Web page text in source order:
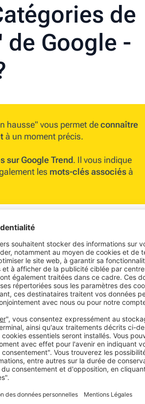
de
Google -
hausse" vous permet deconnaître
à un moment précis.
sur Google Trend. Il vous indique
les mots-clés associésà
à l’évolution de la demande. Pour
des consommateurs"
régulièrement les nouvelles
(SEA)
d'accueil, dans lenewsletter,sur les